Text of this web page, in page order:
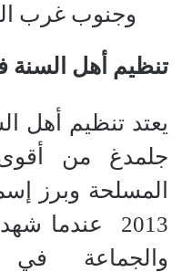
وجنوب غرب
تنظيم أهل السنة
يعتد تنظيم أهل
جلمدغ من أقوى
المسلحة وبرز
2013 عندما
والجماعة